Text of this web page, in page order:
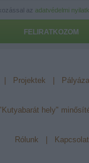
azadatvédelmi
FELIRATKOZOM
Projektek
hely"
Rólunk Kapcsolat